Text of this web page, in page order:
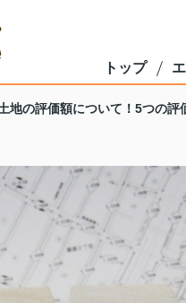
トップ
地の評価額について！5つの評